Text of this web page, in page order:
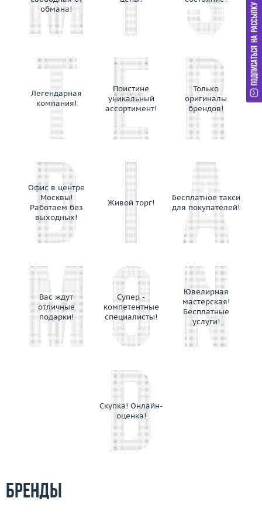
обмана!
Легендарная
компания!
Поистине
уникальный
ассортимент!
Только
оригиналы
брендов!
Офис в центре
Москвы!
Работаем без
выходных!
Живой торг!
Бесплатное такси
для покупателей!
Вас ждут
отличные
подарки!
Супер -
компетентные
специалисты!
Ювелирная
мастерская!
Бесплатные
услуги!
Скупка! Онлайн-
оценка!
Бренды